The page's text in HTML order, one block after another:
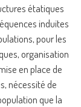
étatiques
induites
pour les
organisation
en place de
nécessité de
que la